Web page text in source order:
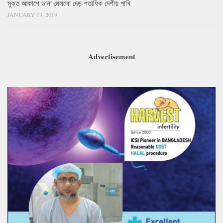
মুক্ত আকাশে ডানা মেললো দেড় শতাধিক দেশীয় পাখি
JANUARY 13, 2019
Advertisement